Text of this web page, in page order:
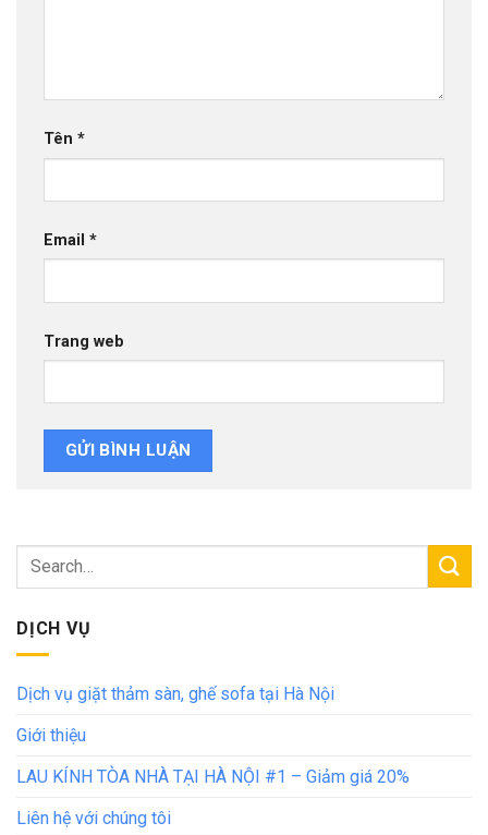
Tên *
Email *
Trang web
DỊCH VỤ
Dịch vụ giặt thảm sàn, ghế sofa tại Hà Nội
Giới thiệu
LAU KÍNH TÒA NHÀ TẠI HÀ NỘI #1 – Giảm giá 20%
Liên hệ với chúng tôi